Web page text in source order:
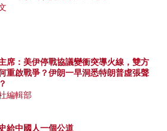
席：美伊停戰協議變衝突導火線，雙方
重啟戰爭？伊朗一早洞悉特朗普虛張聲
編輯部
給中國人一個公道